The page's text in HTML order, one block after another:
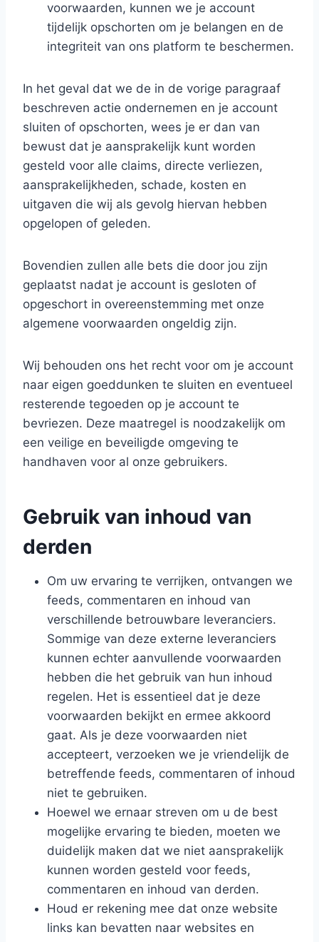
voorwaarden, kunnen we je account
tijdelijk opschorten om je belangen en de
integriteit van ons platform te beschermen.
In het geval dat we de in de vorige paragraaf
beschreven actie ondernemen en je account
sluiten of opschorten, wees je er dan van
bewust dat je aansprakelijk kunt worden
gesteld voor alle claims, directe verliezen,
aansprakelijkheden, schade, kosten en
uitgaven die wij als gevolg hiervan hebben
opgelopen of geleden.
Bovendien zullen alle bets die door jou zijn
geplaatst nadat je account is gesloten of
opgeschort in overeenstemming met onze
algemene voorwaarden ongeldig zijn.
Wij behouden ons het recht voor om je account
naar eigen goeddunken te sluiten en eventueel
resterende tegoeden op je account te
bevriezen. Deze maatregel is noodzakelijk om
een veilige en beveiligde omgeving te
handhaven voor al onze gebruikers.
Gebruik van inhoud van
derden
Om uw ervaring te verrijken, ontvangen we
feeds, commentaren en inhoud van
verschillende betrouwbare leveranciers.
Sommige van deze externe leveranciers
kunnen echter aanvullende voorwaarden
hebben die het gebruik van hun inhoud
regelen. Het is essentieel dat je deze
voorwaarden bekijkt en ermee akkoord
gaat. Als je deze voorwaarden niet
accepteert, verzoeken we je vriendelijk de
betreffende feeds, commentaren of inhoud
niet te gebruiken.
Hoewel we ernaar streven om u de best
mogelijke ervaring te bieden, moeten we
duidelijk maken dat we niet aansprakelijk
kunnen worden gesteld voor feeds,
commentaren en inhoud van derden.
Houd er rekening mee dat onze website
links kan bevatten naar websites en